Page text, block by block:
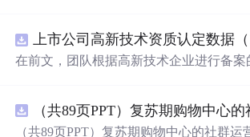
上市公司高新技术资质认定数据（
在前文，团队根据高新技术企业进行备案
配，整理上市公司-高新技术资质认定数
数、初次公告等 一、数据介绍 数据名称：上市公司-高新
（共89页PPT）复苏期购物中心的社群运